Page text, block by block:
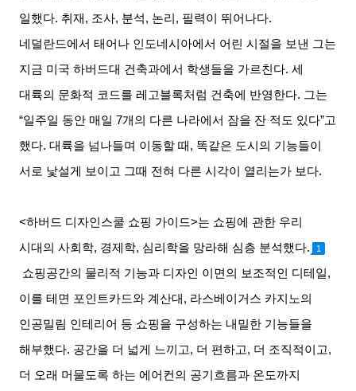
일했다. 취재, 조사, 분석, 논리, 필력이 뛰어나다.
네덜란드에서 태어나 인도네시아에서 어린 시절을 보낸 그는
지금 미국 하버드대 건축과에서 학생들을 가르친다.세
대륙의 문화적 코드를 레고블록처럼 건축에 반영한다. 그는
“일주일 동안 매일 7개의 다른 나라에서 잠을 잔 적도 있다”고
했다.대륙을 넘나들며 이동할 때, 똑같은 도시의 기능들이
서로 낯설게 보이고 그때 전혀 다른 시각이 열리는가 보다.
<하버드 디자인스쿨 쇼핑 가이드>는 쇼핑에 관한 우리
시대의 사회학, 경제학, 심리학을 망라해 심층 분석했다. 1
쇼핑공간의 물리적 기능과 디자인 이면의 보조적인 디테일,
이를 테면 포인트카드와 계산대, 라스베이거스 카지노의
인공밀림 인테리어 등 쇼핑을 구성하는 내밀한 기능들을
해부했다. 공간을 더 넓게 느끼고, 더 편하고, 더 조직적이고,
더 오래 머물도록 하는 에어컨의 공기흐름과 온도까지